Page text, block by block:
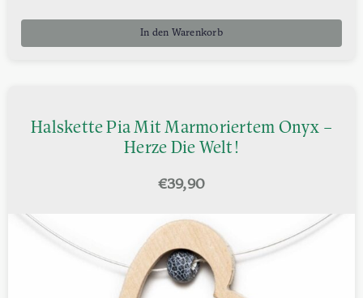
In den Warenkorb
Halskette Pia Mit Marmoriertem Onyx –
Herze Die Welt!
€39,90